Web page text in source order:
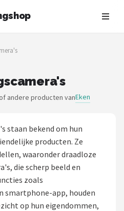
andere producten vanEken
staan bekend om hun
producten. Ze
waaronder draadloze
die scherp beeld en
zoals
smartphone-app, houden
op hun eigendommen,